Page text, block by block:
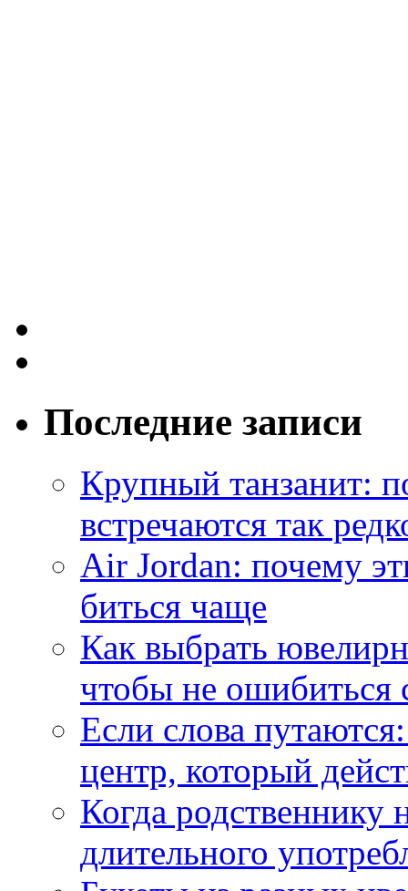
Последние записи
Крупный танзанит:
встречаются так
Air Jordan: почему
биться чаще
Как выбрать
чтобы не ошибиться
Если слова
центр, который
Когда
длительного